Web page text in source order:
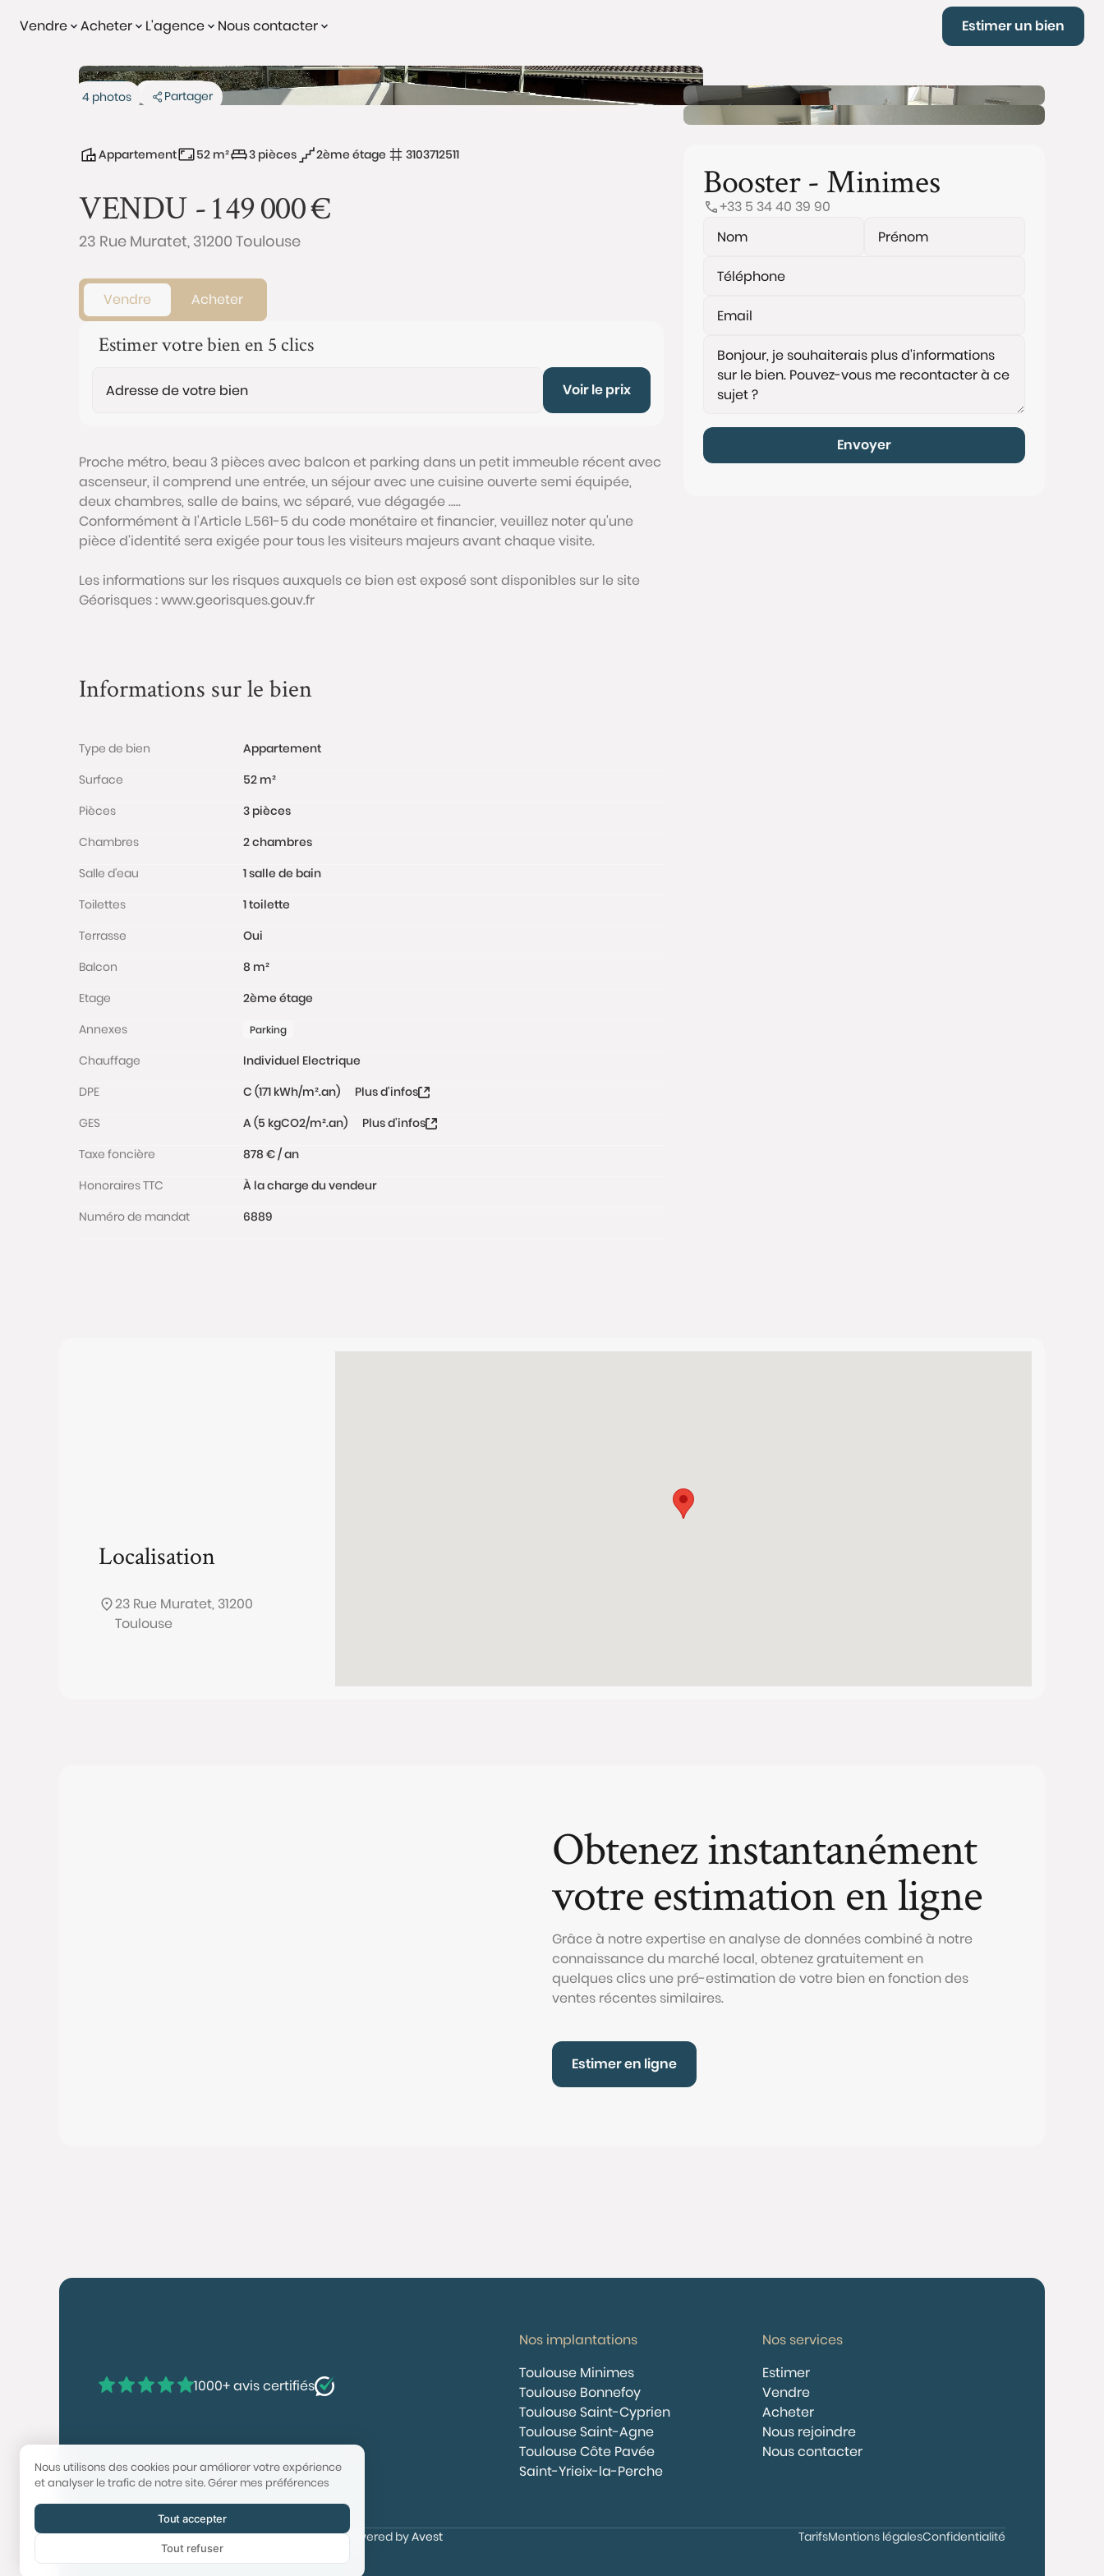
Vendre Acheter L'agence Nous contacter Estimer un bien
Vendu Exclusivité
4 photos Partager
Appartement 52 m² 3 pièces 2ème étage 3103712511
VENDU -149 000€
23 Rue Muratet, 31200 Toulouse
Vendre Acheter
Estimer votre bien en 5 clics
Voir le prix
Proche métro, beau 3 pièces avec balcon et parking dans un petit immeuble récent avec
ascenseur, il comprend une entrée, un séjour avec une cuisine ouverte semi équipée,
deux chambres, salle de bains, wc séparé, vue dégagée .....
Conformément à l'Article L.561-5 du code monétaire et financier, veuillez noter qu'une
pièce d'identité sera exigée pour tous les visiteurs majeurs avant chaque visite.
Les informations sur les risques auxquels ce bien est exposé sont disponibles sur le site
Géorisques : www.georisques.gouv.fr
Informations sur le bien
Type de bien
Appartement
Surface
52 m²
Pièces
3 pièces
Chambres
2 chambres
Salle d'eau
1 salle de bain
Toilettes
1 toilette
Terrasse
Oui
Balcon
8 m²
Etage
2ème étage
Annexes
Parking
Chauffage
Individuel Electrique
DPE
C (171 kWh/m².an)
Plus d'infos
GES
A (5 kgCO2/m².an)
Plus d'infos
Taxe foncière
878 € / an
Honoraires TTC
À la charge du vendeur
Numéro de mandat
6889
Booster - Minimes
+33 5 34 40 39 90
Envoyer
Localisation
23 Rue Muratet, 31200
Toulouse
Obtenez instantanément
votre estimation en ligne
Grâce à notre expertise en analyse de données combiné à notre
connaissance du marché local, obtenez gratuitement en
quelques clics une pré-estimation de votre bien en fonction des
ventes récentes similaires.
Estimer en ligne
1000+ avis certifiés
Nos implantations
Toulouse Minimes
Toulouse Bonnefoy
Toulouse Saint-Cyprien
Toulouse Saint-Agne
Toulouse Côte Pavée
Saint-Yrieix-la-Perche
Nos services
Estimer
Vendre
Acheter
Nous rejoindre
Nous contacter
© 2025 Booster Immobilier | Tech & Website powered byAvest TarifsMentions légalesConfidentialité
Nous utilisons des cookies pour améliorer votre expérience
et analyser le trafic de notre site.Gérer mes préférences
Tout accepter
Tout refuser